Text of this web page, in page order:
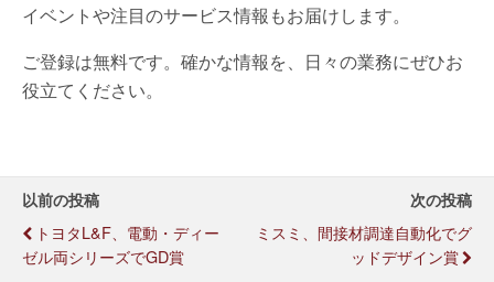
イベントや注目のサービス情報もお届けします。
ご登録は無料です。確かな情報を、日々の業務にぜひお
役立てください。
以前の投稿
トヨタL&F、電動・ディー
ゼル両シリーズでGD賞
次の投稿
ミスミ、間接材調達自動化でグ
ッドデザイン賞